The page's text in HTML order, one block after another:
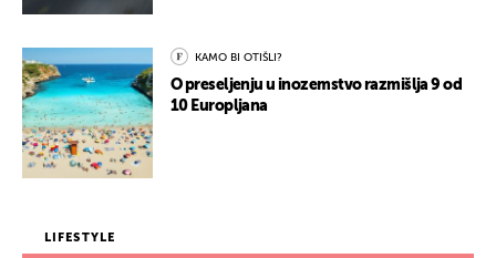
KAMO BI OTIŠLI?
O preseljenju u inozemstvo razmišlja 9 od
10 Europljana
LIFESTYLE